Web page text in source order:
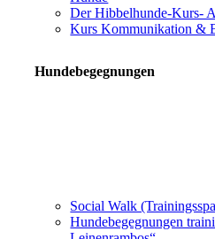
Der Hibbelhunde-Kurs-
Kurs Kommunikation &
Hundebegegnungen
Social Walk
Hundebegegnungen